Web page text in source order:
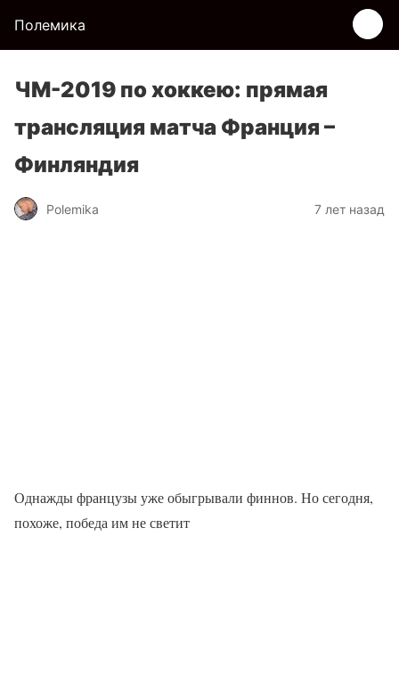
Полемика
ЧМ-2019 по хоккею: прямая
трансляция матча Франция –
Финляндия
Polemika 7 лет назад
Однажды французы уже обыгрывали финнов. Но сегодня,
похоже, победа им не светит